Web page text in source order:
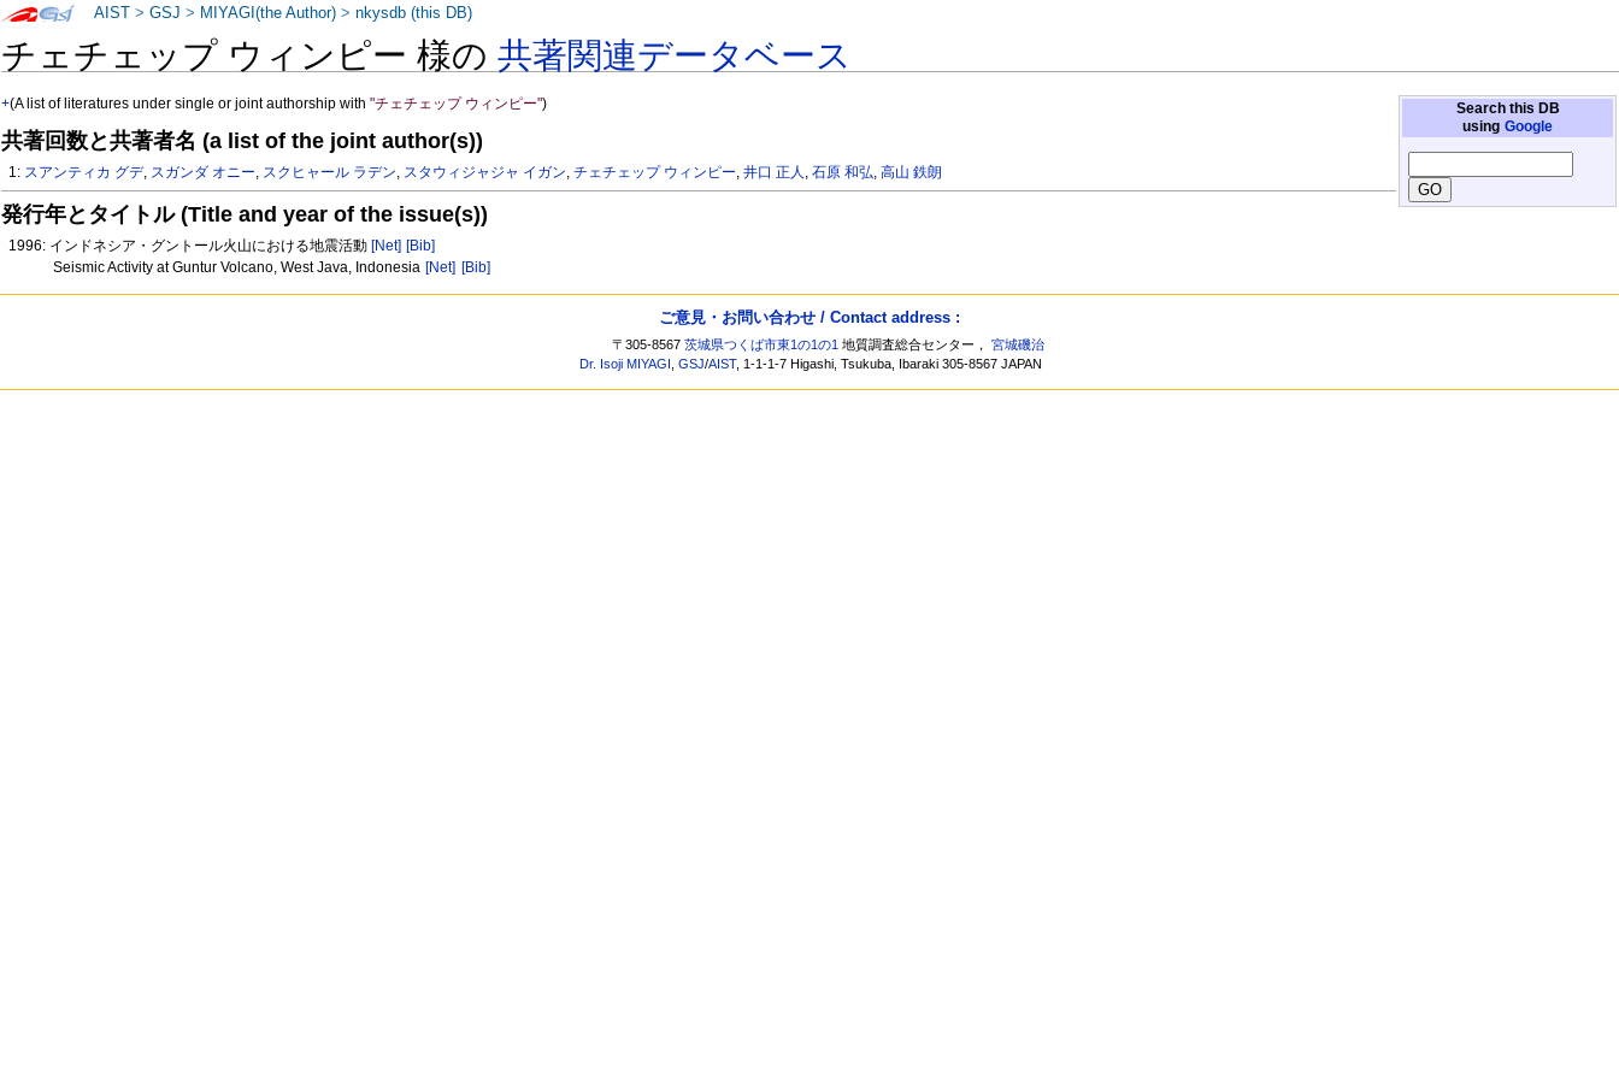
チェチェップ ウィンピー 様の共著関連データベース
Search this DB
using Google
+(A list of literatures under single or joint authorship with"チェチェップ ウィンピー")
共著回数と共著者名 (a list of the joint author(s))
1: スアンティカ グデ, スガンダ オニー, スクヒャール ラデン, スタウィジャジャ イガン,チェチェップ ウィンピー,井口 正人 ,石原 和弘,高山 鉄朗
発行年とタイトル (Title and year of the issue(s))
1996: インドネシア・グントール火山における地震活動 [Net] [Bib]
Seismic Activity at Guntur Volcano, West Java, Indonesia [Net] [Bib]
AIST >GSJ > MIYAGI(the Author) >nkysdb (this DB)
ご意見・お問い合わせ / Contact address :
〒305-8567茨城県つくば市東1の1の1 地質調査総合センター，宮城磯治
Dr. Isoji MIYAGI ,GSJ/AIST, 1-1-1-7 Higashi, Tsukuba, Ibaraki 305-8567 JAPAN